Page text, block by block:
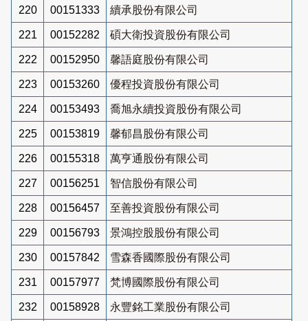
220 00151333 續承股份有限公司
221 00152282 碩大衛投資股份有限公司
222 00152950 馨語庭股份有限公司
223 00153260 優程投資股份有限公司
224 00153493 喬旭永續投資股份有限公司
225 00153819 馨郁昌股份有限公司
226 00155318 萬亨通股份有限公司
227 00156251 智信股份有限公司
228 00156457 至善投資股份有限公司
229 00156793 景鴻控股股份有限公司
230 00157842 雪森香國際股份有限公司
231 00157977 梵博國際股份有限公司
232 00158928 永豐銘工業股份有限公司